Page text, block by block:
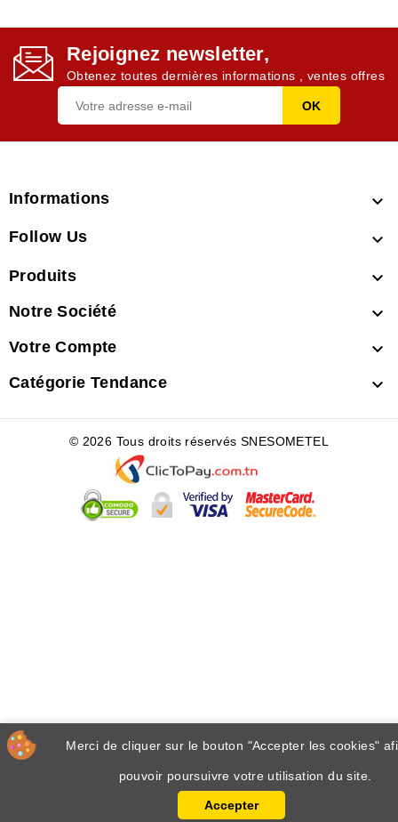
Rejoignez newsletter,
Obtenez toutes dernières informations , ventes offres
Informations 
Follow Us 
Produits 
Notre Société 
Votre Compte 
Catégorie Tendance 
Merci de cliquer sur le bouton "Accepter les cookies"
pouvoir poursuivre votre utilisation du site.
Accepter
© 2026 Tous droits réservés SNESOMETEL